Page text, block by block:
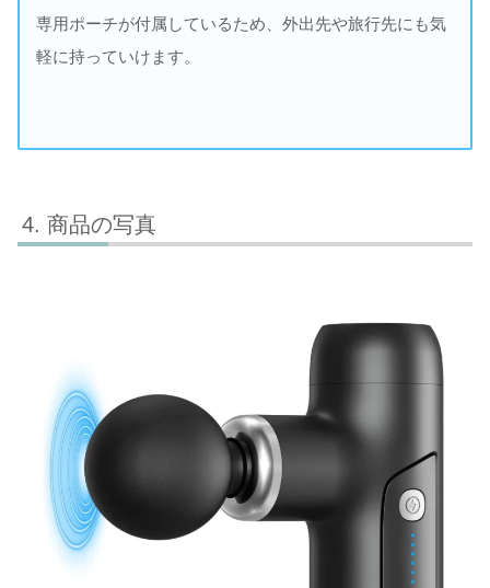
専用ポーチが付属しているため、外出先や旅行先にも気
軽に持っていけます。
商品の写真